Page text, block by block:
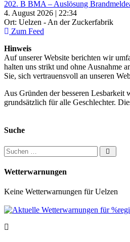
202. B BMA – Auslösung
4. August 2026 | 22:34
Ort: Uelzen - An der Zuckerfabrik
Zum Feed
Hinweis
Auf unserer Website berichten wir
halten uns strikt und ohne Ausnahme
Sie, sich vertrauensvoll an unseren
Aus Gründen der besseren
grundsätzlich für alle Geschlechter.
Suche
Suchen nach:
Wetterwarnungen
Keine Wetterwarnungen für Uelzen